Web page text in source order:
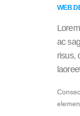
WEB
ac
risus,